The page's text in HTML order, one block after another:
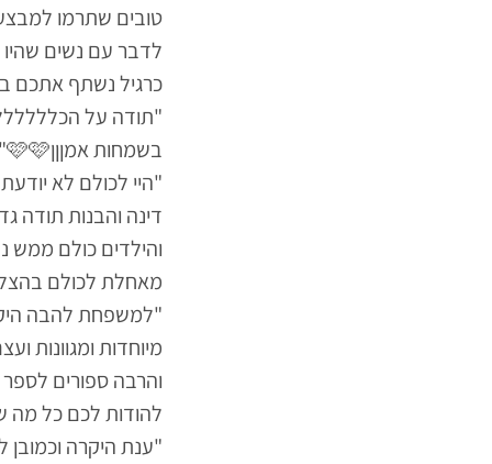
טובים שתרמו
לדבר עם נשים שהיו
כרגיל נשתף אתכם
"תודה על
בשמחות אמןןן🩷🩷"
"היי לכולם לא
דינה והבנות תודה
והילדים כולם ממש
מאחלת לכולם
"למשפחת להבה
מיוחדות ומגוונות
והרבה ספורים לספר
להודות לכם כל
"ענת היקרה